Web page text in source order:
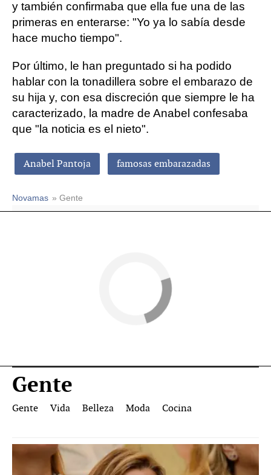
y también confirmaba que ella fue una de las
primeras en enterarse: "Yo ya lo sabía desde
hace mucho tiempo".
Por último, le han preguntado si ha podido
hablar con la tonadillera sobre el embarazo de
su hija y, con esa discreción que siempre le ha
caracterizado, la madre de Anabel confesaba
que "la noticia es el nieto".
Anabel Pantoja famosas embarazadas
Novamas » Gente
Gente
Gente Vida Belleza Moda Cocina